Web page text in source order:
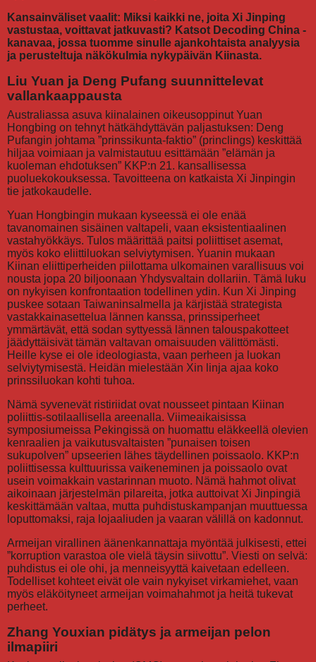
Kansainväliset vaalit: Miksi kaikki ne, joita Xi Jinping
vastustaa, voittavat jatkuvasti? Katsot Decoding China -
kanavaa, jossa tuomme sinulle ajankohtaista analyysia
ja perusteltuja näkökulmia nykypäivän Kiinasta.
Liu Yuan ja Deng Pufang suunnittelevat
vallankaappausta
Australiassa asuva kiinalainen oikeusoppinut Yuan
Hongbing on tehnyt hätkähdyttävän paljastuksen: Deng
Pufangin johtama ”prinssikunta-faktio” (princlings) keskittää
hiljaa voimiaan ja valmistautuu esittämään ”elämän ja
kuoleman ehdotuksen” KKP:n 21. kansallisessa
puoluekokouksessa. Tavoitteena on katkaista Xi Jinpingin
tie jatkokaudelle.
Yuan Hongbingin mukaan kyseessä ei ole enää
tavanomainen sisäinen valtapeli, vaan eksistentiaalinen
vastahyökkäys. Tulos määrittää paitsi poliittiset asemat,
myös koko eliittiluokan selviytymisen. Yuanin mukaan
Kiinan eliittiperheiden piilottama ulkomainen varallisuus voi
nousta jopa 20 biljoonaan Yhdysvaltain dollariin. Tämä luku
on nykyisen konfrontaation todellinen ydin. Kun Xi Jinping
puskee sotaan Taiwaninsalmella ja kärjistää strategista
vastakkainasettelua lännen kanssa, prinssiperheet
ymmärtävät, että sodan syttyessä lännen talouspakotteet
jäädyttäisivät tämän valtavan omaisuuden välittömästi.
Heille kyse ei ole ideologiasta, vaan perheen ja luokan
selviytymisestä. Heidän mielestään Xin linja ajaa koko
prinssiluokan kohti tuhoa.
Nämä syvenevät ristiriidat ovat nousseet pintaan Kiinan
poliittis-sotilaallisella areenalla. Viimeaikaisissa
symposiumeissa Pekingissä on huomattu eläkkeellä olevien
kenraalien ja vaikutusvaltaisten ”punaisen toisen
sukupolven” upseerien lähes täydellinen poissaolo. KKP:n
poliittisessa kulttuurissa vaikeneminen ja poissaolo ovat
usein voimakkain vastarinnan muoto. Nämä hahmot olivat
aikoinaan järjestelmän pilareita, jotka auttoivat Xi Jinpingiä
keskittämään valtaa, mutta puhdistuskampanjan muuttuessa
loputtomaksi, raja lojaaliuden ja vaaran välillä on kadonnut.
Armeijan virallinen äänenkannattaja myöntää julkisesti, ettei
”korruption varastoa ole vielä täysin siivottu”. Viesti on selvä:
puhdistus ei ole ohi, ja menneisyyttä kaivetaan edelleen.
Todelliset kohteet eivät ole vain nykyiset virkamiehet, vaan
myös eläköityneet armeijan voimahahmot ja heitä tukevat
perheet.
Zhang Youxian pidätys ja armeijan pelon
ilmapiiri